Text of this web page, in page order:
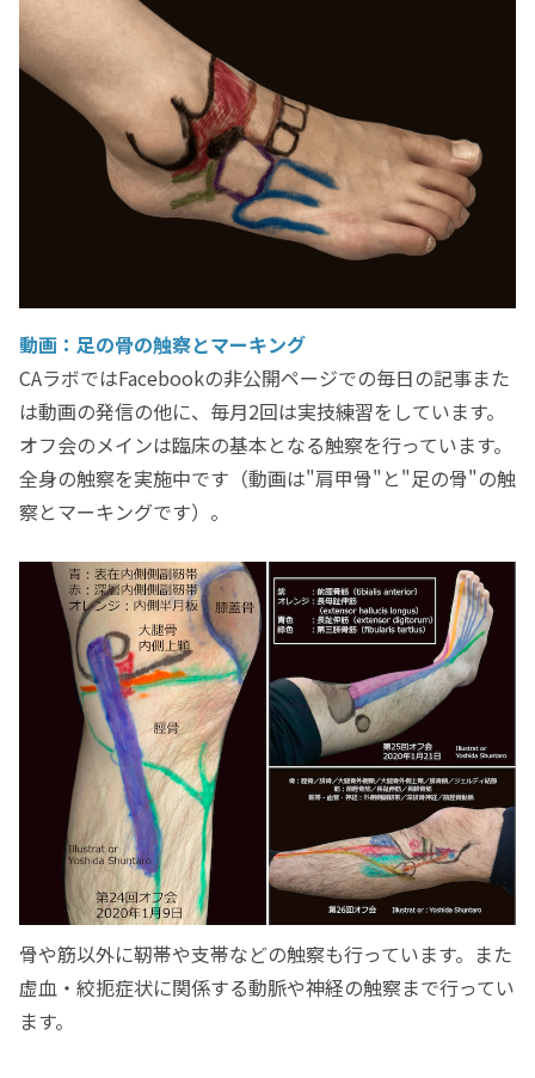
動画：足の骨の触察とマーキング
CAラボではFacebookの非公開ページでの毎日の記事また
は動画の発信の他に、毎月2回は実技練習をしています。
オフ会のメインは臨床の基本となる触察を行っています。
全身の触察を実施中です（動画は"肩甲骨"と"足の骨"の触
察とマーキングです）。
骨や筋以外に靭帯や支帯などの触察も行っています。また
虚血・絞扼症状に関係する動脈や神経の触察まで行ってい
ます。